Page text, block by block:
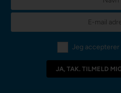
Jeg accepterer